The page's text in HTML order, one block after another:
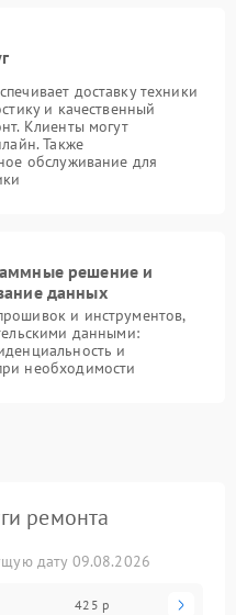
доставку техники
и качественный
Клиенты могут
Также
обслуживание для
решение и
данных
и инструментов,
данными:
и
необходимости
ремонта
дату 09.08.2026
425 р